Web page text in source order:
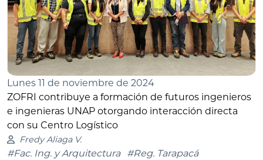
Lunes 11 de noviembre de 2024
ZOFRI contribuye a formación de futuros ingenieros
e ingenieras UNAP otorgando interacción directa
con su Centro Logístico
Fredy Aliaga V.
#Fac. Ing. y Arquitectura
#Reg. Tarapacá